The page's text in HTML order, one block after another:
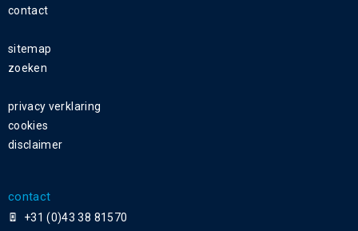
contact
sitemap
zoeken
privacy verklaring
cookies
disclaimer
contact
+31 (0)43 38 81570